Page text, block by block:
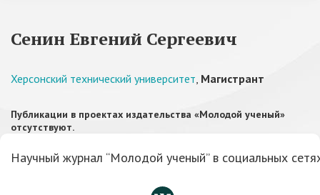
Сенин Евгений Сергеевич
Херсонский технический университет, Магистрант
Публикации в проектах издательства «Молодой ученый»
отсутствуют.
Научный журнал “Молодой ученый” в социальных